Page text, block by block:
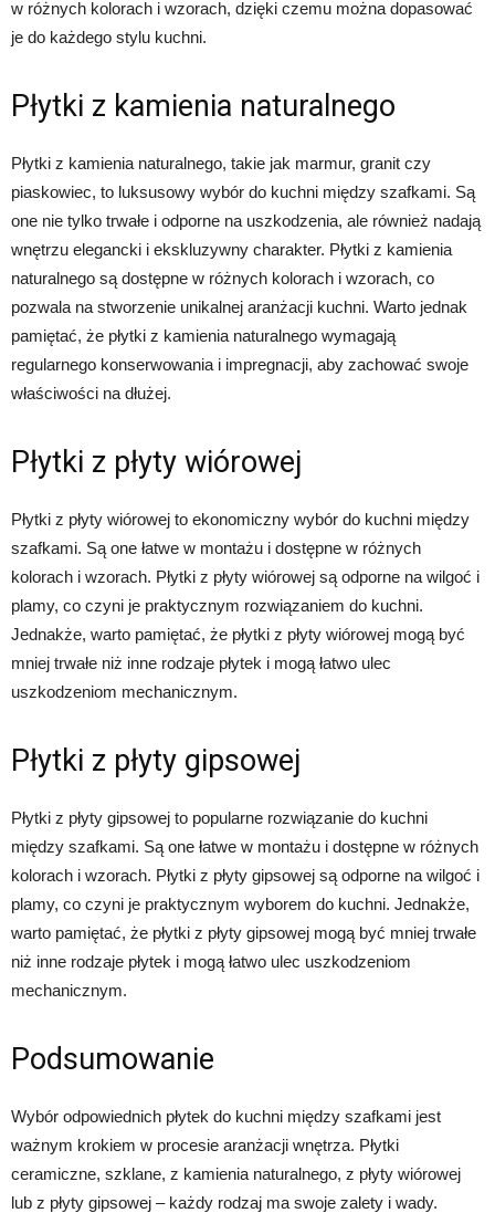
w różnych kolorach i wzorach, dzięki czemu można dopasować
je do każdego stylu kuchni.
Płytki z kamienia naturalnego
Płytki z kamienia naturalnego, takie jak marmur, granit czy
piaskowiec, to luksusowy wybór do kuchni między szafkami. Są
one nie tylko trwałe i odporne na uszkodzenia, ale również nadają
wnętrzu elegancki i ekskluzywny charakter. Płytki z kamienia
naturalnego są dostępne w różnych kolorach i wzorach, co
pozwala na stworzenie unikalnej aranżacji kuchni. Warto jednak
pamiętać, że płytki z kamienia naturalnego wymagają
regularnego konserwowania i impregnacji, aby zachować swoje
właściwości na dłużej.
Płytki z płyty wiórowej
Płytki z płyty wiórowej to ekonomiczny wybór do kuchni między
szafkami. Są one łatwe w montażu i dostępne w różnych
kolorach i wzorach. Płytki z płyty wiórowej są odporne na wilgoć i
plamy, co czyni je praktycznym rozwiązaniem do kuchni.
Jednakże, warto pamiętać, że płytki z płyty wiórowej mogą być
mniej trwałe niż inne rodzaje płytek i mogą łatwo ulec
uszkodzeniom mechanicznym.
Płytki z płyty gipsowej
Płytki z płyty gipsowej to popularne rozwiązanie do kuchni
między szafkami. Są one łatwe w montażu i dostępne w różnych
kolorach i wzorach. Płytki z płyty gipsowej są odporne na wilgoć i
plamy, co czyni je praktycznym wyborem do kuchni. Jednakże,
warto pamiętać, że płytki z płyty gipsowej mogą być mniej trwałe
niż inne rodzaje płytek i mogą łatwo ulec uszkodzeniom
mechanicznym.
Podsumowanie
Wybór odpowiednich płytek do kuchni między szafkami jest
ważnym krokiem w procesie aranżacji wnętrza. Płytki
ceramiczne, szklane, z kamienia naturalnego, z płyty wiórowej
lub z płyty gipsowej – każdy rodzaj ma swoje zalety i wady.